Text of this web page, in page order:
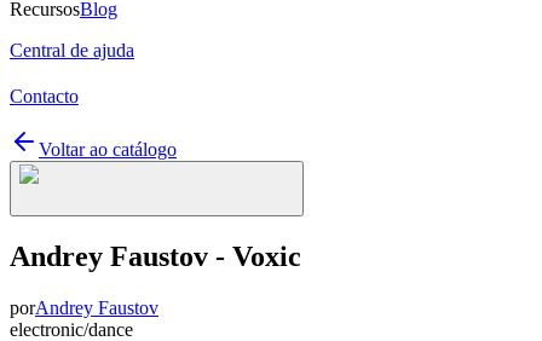
RecursosBlog
Central de ajuda
Contacto
Voltar ao catálogo
Andrey Faustov - Voxic
porAndrey Faustov
electronic/dance